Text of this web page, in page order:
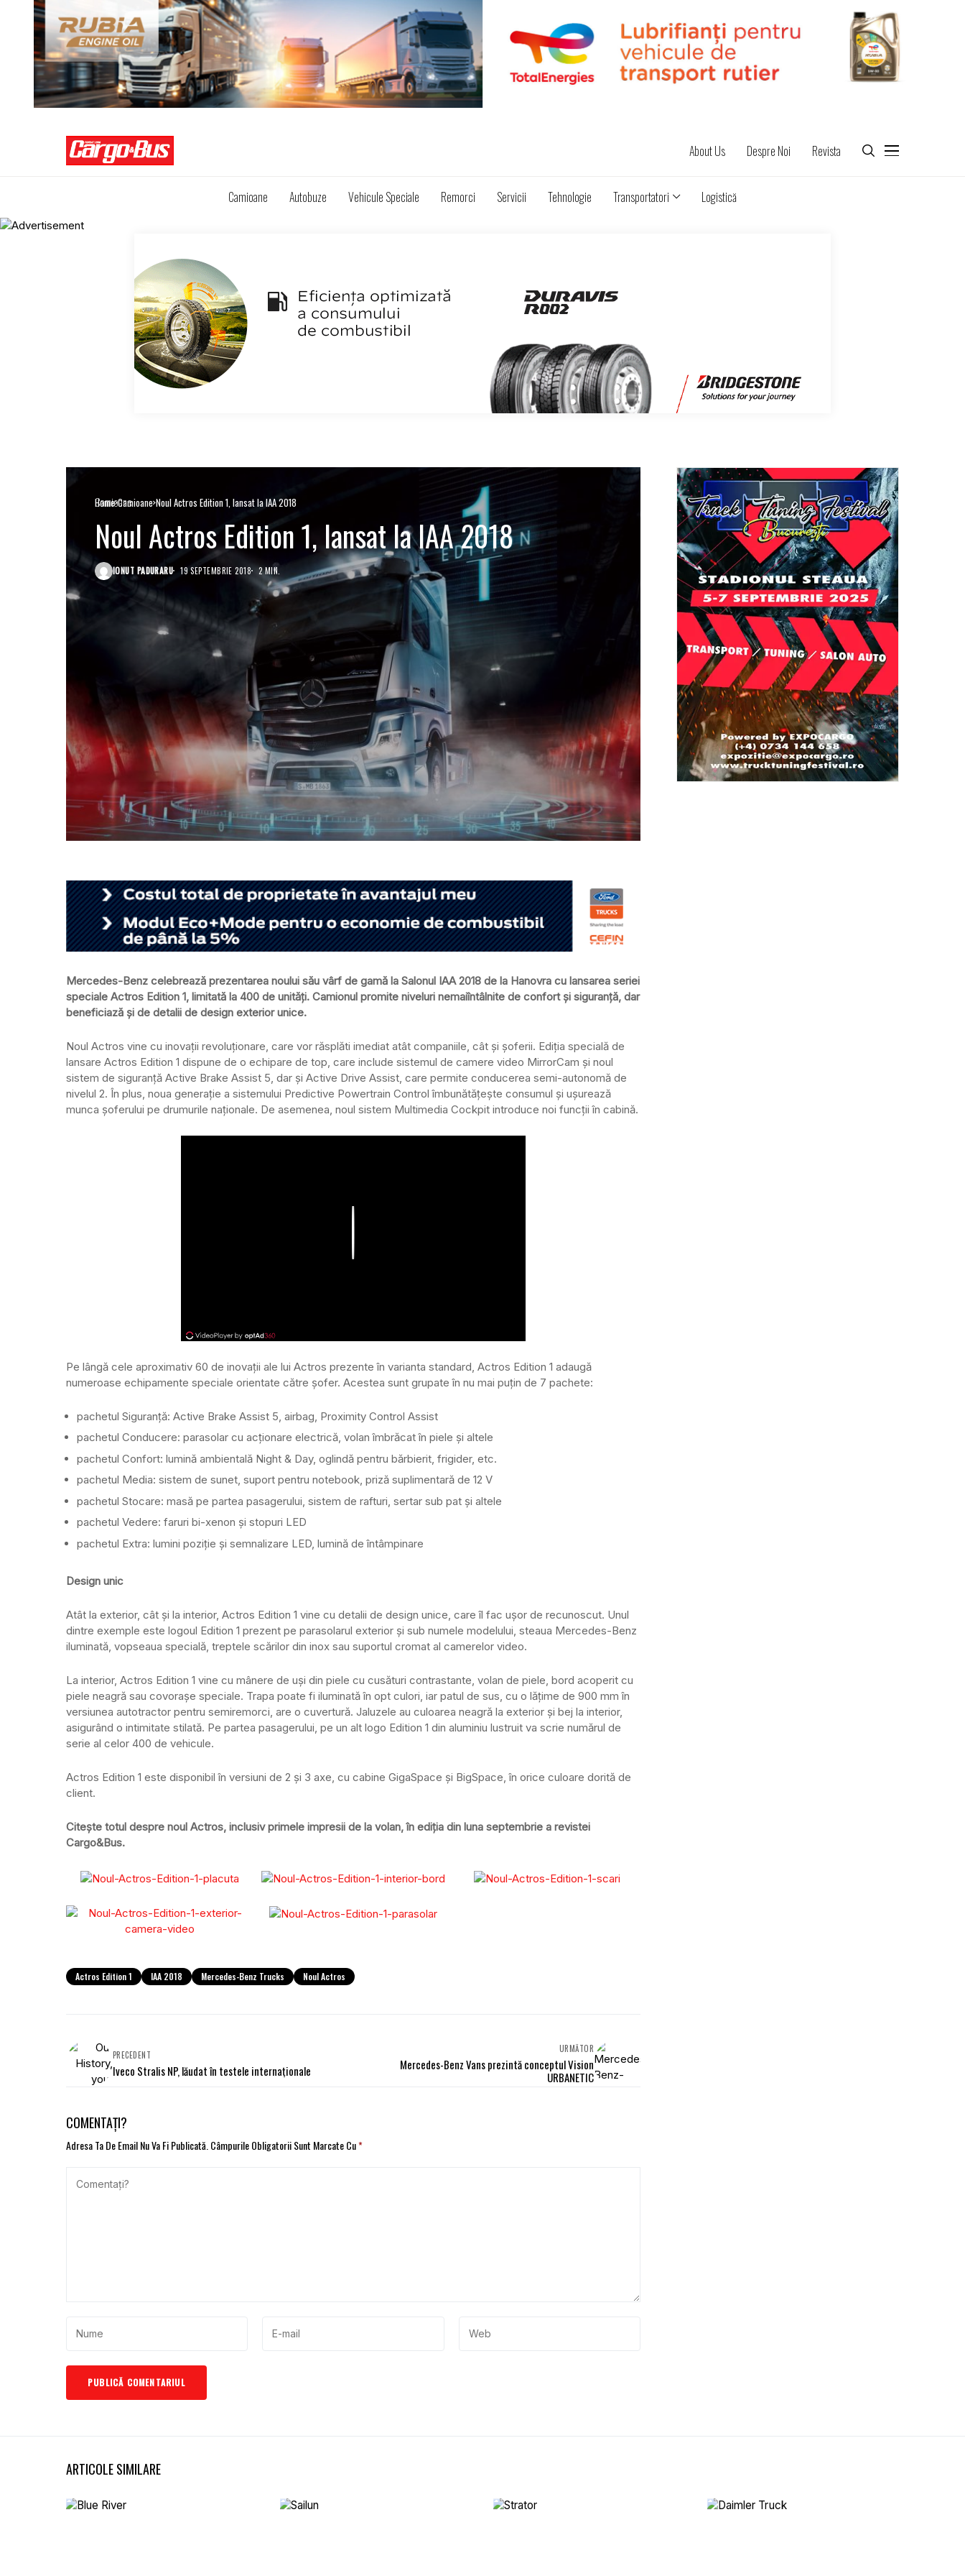
About Us Despre Noi Revista
Camioane Autobuze Vehicule Speciale Remorci Servicii Tehnologie Transportatori Logistică
Home Camioane Noul Actros Edition 1, lansat la IAA 2018
Camioane
Noul Actros Edition 1, lansat la IAA 2018
IONUT PADURARU 19 SEPTEMBRIE 2018 2 MIN.
Mercedes-Benz celebrează prezentarea noului său vârf de gamă la Salonul IAA 2018 de la Hanovra cu lansarea seriei
speciale Actros Edition 1, limitată la 400 de unități. Camionul promite niveluri nemaiîntâlnite de confort și siguranță, dar
beneficiază și de detalii de design exterior unice.
Noul Actros vine cu inovații revoluționare, care vor răsplăti imediat atât companiile, cât și șoferii. Ediția specială de
lansare Actros Edition 1 dispune de o echipare de top, care include sistemul de camere video MirrorCam și noul
sistem de siguranță Active Brake Assist 5, dar și Active Drive Assist, care permite conducerea semi-autonomă de
nivelul 2. În plus, noua generație a sistemului Predictive Powertrain Control îmbunătățește consumul și ușurează
munca șoferului pe drumurile naționale. De asemenea, noul sistem Multimedia Cockpit introduce noi funcții în cabină.
Pe lângă cele aproximativ 60 de inovații ale lui Actros prezente în varianta standard, Actros Edition 1 adaugă
numeroase echipamente speciale orientate către șofer. Acestea sunt grupate în nu mai puțin de 7 pachete:
pachetul Siguranță: Active Brake Assist 5, airbag, Proximity Control Assist
pachetul Conducere: parasolar cu acționare electrică, volan îmbrăcat în piele și altele
pachetul Confort: lumină ambientală Night & Day, oglindă pentru bărbierit, frigider, etc.
pachetul Media: sistem de sunet, suport pentru notebook, priză suplimentară de 12 V
pachetul Stocare: masă pe partea pasagerului, sistem de rafturi, sertar sub pat și altele
pachetul Vedere: faruri bi-xenon și stopuri LED
pachetul Extra: lumini poziție și semnalizare LED, lumină de întâmpinare
Design unic
Atât la exterior, cât și la interior, Actros Edition 1 vine cu detalii de design unice, care îl fac ușor de recunoscut. Unul
dintre exemple este logoul Edition 1 prezent pe parasolarul exterior și sub numele modelului, steaua Mercedes-Benz
iluminată, vopseaua specială, treptele scărilor din inox sau suportul cromat al camerelor video.
La interior, Actros Edition 1 vine cu mânere de uși din piele cu cusături contrastante, volan de piele, bord acoperit cu
piele neagră sau covorașe speciale. Trapa poate fi iluminată în opt culori, iar patul de sus, cu o lățime de 900 mm în
versiunea autotractor pentru semiremorci, are o cuvertură. Jaluzele au culoarea neagră la exterior și bej la interior,
asigurând o intimitate stilată. Pe partea pasagerului, pe un alt logo Edition 1 din aluminiu lustruit va scrie numărul de
serie al celor 400 de vehicule.
Actros Edition 1 este disponibil în versiuni de 2 și 3 axe, cu cabine GigaSpace și BigSpace, în orice culoare dorită de
client.
Citește totul despre noul Actros, inclusiv primele impresii de la volan, în ediția din luna septembrie a revistei
Cargo&Bus.
Actros Edition 1 IAA 2018 Mercedes-Benz Trucks Noul Actros
PRECEDENT
Iveco Stralis NP, lăudat în testele internaționale
URMĂTOR
Mercedes-Benz Vans prezintă conceptul Vision
URBANETIC
COMENTAȚI?
Adresa Ta De Email Nu Va Fi Publicată. Câmpurile Obligatorii Sunt Marcate Cu*
ARTICOLE SIMILARE